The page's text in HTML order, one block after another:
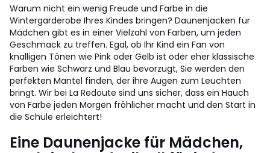
Warum nicht ein wenig Freude und Farbe in die
Wintergarderobe Ihres Kindes bringen? Daunenjacken für
Mädchen gibt es in einer Vielzahl von Farben, um jeden
Geschmack zu treffen. Egal, ob Ihr Kind ein Fan von
knalligen Tönen wie Pink oder Gelb ist oder eher klassische
Farben wie Schwarz und Blau bevorzugt, Sie werden den
perfekten Mantel finden, der ihre Augen zum Leuchten
bringt. Wir bei La Redoute sind uns sicher, dass ein Hauch
von Farbe jeden Morgen fröhlicher macht und den Start in
die Schule erleichtert!
Eine Daunenjacke für Mädchen,